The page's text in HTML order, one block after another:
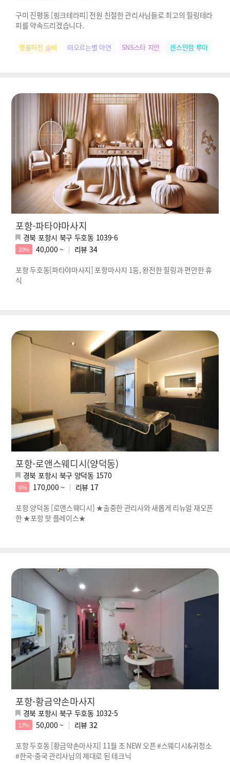
구미 진평동 [핑크테라피] 전원 친절한 관리사님들로 최고의 힐링테라
피를 약속드리겠습니다.
명불허전 슬비 떠오르는별 아연 SNS스타 지안 센스만점 루아
포항-파타야마사지
경북 포항시 북구 두호동 1039-6
20% 40,000 ~ 리뷰 34
포항 두호동[파타야마사지] 포항마사지 1등, 완전한 힐링과 편안한 휴
식
포항-로앤스웨디시(양덕동)
경북 포항시 북구 양덕동 1570
6% 170,000 ~ 리뷰 17
포항 양덕동 [로앤스웨디시] ★출중한 관리사와 새롭게 리뉴얼 재오픈
한 ★포항 핫 플레이스★
포항-황금약손마사지
경북 포항시 북구 두호동 1032-5
17% 50,000 ~ 리뷰 32
포항 두호동 [황금약손마사지] 11월 초 NEW 오픈 #스웨디시&귀청소
#한국·중국 관리사님의 제대로 된 테크닉